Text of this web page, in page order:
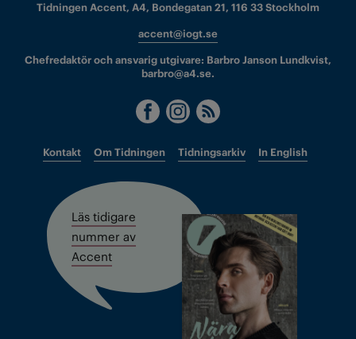
Tidningen Accent, A4, Bondegatan 21, 116 33 Stockholm
accent@iogt.se
Chefredaktör och ansvarig utgivare: Barbro Janson Lundkvist,
barbro@a4.se.
Kontakt Om Tidningen Tidningsarkiv In English
Läs tidigare
nummer av
Accent